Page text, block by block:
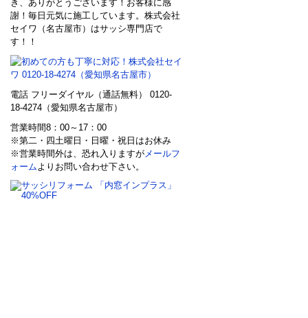
き、ありがとうございます！お客様に感
謝！毎日元気に施工しています。株式会社
セイワ（名古屋市）はサッシ専門店で
す！！
電話 フリーダイヤル（通話無料） 0120-
18-4274（愛知県名古屋市）
営業時間8：00～17：00
※第二・四土曜日・日曜・祝日はお休み
※営業時間外は、恐れ入りますがメールフ
ォームよりお問い合わせ下さい。